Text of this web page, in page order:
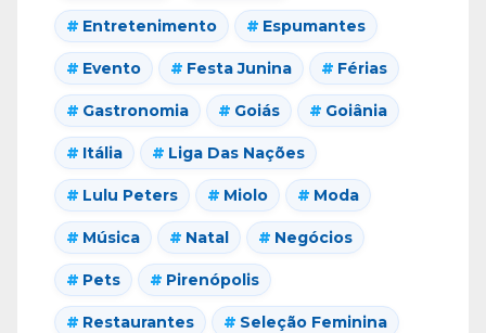
Entretenimento Espumantes
Evento Festa Junina Férias
Gastronomia Goiás Goiânia
Itália Liga Das Nações
Lulu Peters Miolo Moda
Música Natal Negócios
Pets Pirenópolis
Restaurantes Seleção Feminina